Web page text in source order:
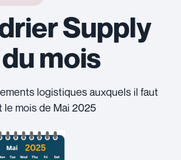
Supply
mois
logistiques auxquels il faut
le mois de Mai 2025